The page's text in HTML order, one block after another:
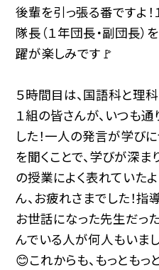
後輩を引っ張る番ですよ！
隊長（１年団長・副団長）
躍が楽しみです🚩
５時間目は、国語科と理
１組の皆さんが、いつも
した！一人の発言が学び
を聞くことで、学びが深ま
の授業によく表れていた
ん、お疲れさまでした！
お世話になった先生だっ
んでいる人が何人もいま
😊これからも、もっともっ